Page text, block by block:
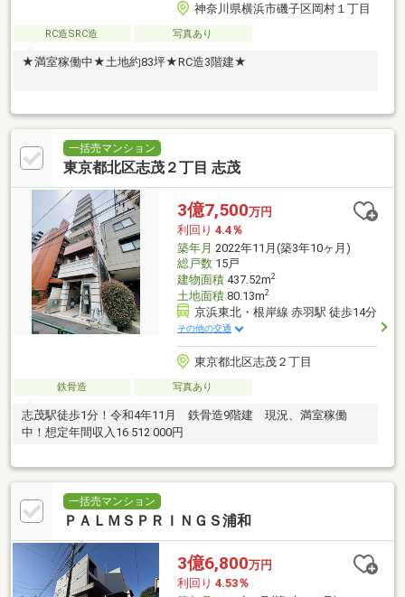
神奈川県横浜市磯子区岡村１丁目
RC造SRC造 写真あり
★満室稼働中★土地約83坪★RC造3階建★
一括売マンション
東京都北区志茂２丁目 志茂
3億7,500万円
利回り 4.4％
築年月 2022年11月(築3年10ヶ月)
総戸数15戸
建物面積437.52m2
土地面積80.13m2
京浜東北・根岸線 赤羽駅 徒歩14分
その他の交通
東京都北区志茂２丁目
鉄骨造 写真あり
志茂駅徒歩1分！令和4年11月 鉄骨造9階建 現況、満室稼働
中！想定年間収入16 512 000円
一括売マンション
ＰＡＬＭＳＰＲＩＮＧＳ浦和
3億6,800万円
利回り 4.53％